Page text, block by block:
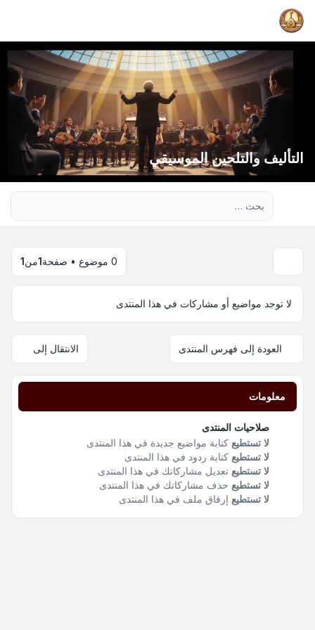
التأليف والتلحين الموسيقي
0 موضوع • صفحة 1من1
لا توجد مواضيع أو مشاركات في هذا المنتدى
العودة إلى فهرس المنتدى الانتقال إلى
معلومات
صلاحيات المنتدى
لا تستطيع كتابة مواضيع جديدة في هذا المنتدى
لا تستطيع كتابة ردود في هذا المنتدى
لا تستطيع تعديل مشاركاتك في هذا المنتدى
لا تستطيع حذف مشاركاتك في هذا المنتدى
لا تستطيع إرفاق ملف في هذا المنتدى